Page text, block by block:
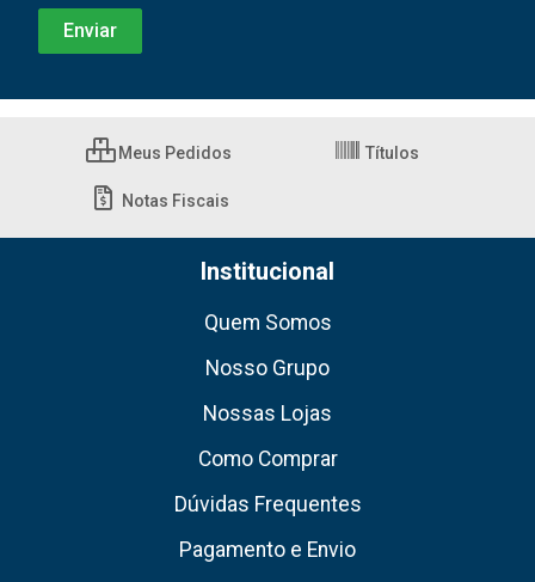
Meus Pedidos Títulos
Notas Fiscais
Institucional
Quem Somos
Nosso Grupo
Nossas Lojas
Como Comprar
Dúvidas Frequentes
Pagamento e Envio